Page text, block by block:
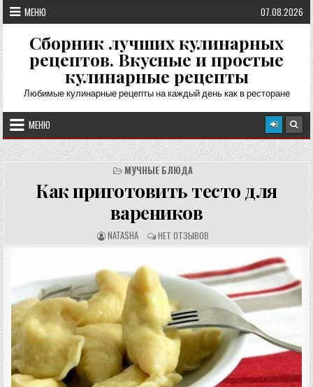
Перейти
к
содержимому
МЕНЮ 07.08.2026
Сборник лучших кулинарных
рецептов. Вкусные и простые
кулинарные рецепты
Любимые кулинарные рецепты на каждый день как в ресторане
МЕНЮ
МУЧНЫЕ БЛЮДА
Как приготовить тесто для
вареников
А
В
Т
Р
Р
Е
Ц
Е
П
Т
А
:
NATASHA О
Т
З
В
Ы
НЕТ ОТЗЫВОВ